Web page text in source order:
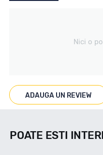
Marcaje
Nici o
ADAUGA UN REVIEW
POATE ESTI